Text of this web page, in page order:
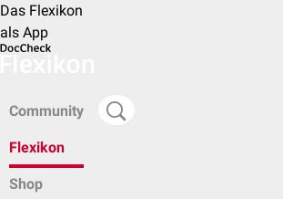
Das Flexikon
als App
Community
Flexikon
Shop